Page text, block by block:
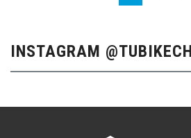
INSTAGRAM